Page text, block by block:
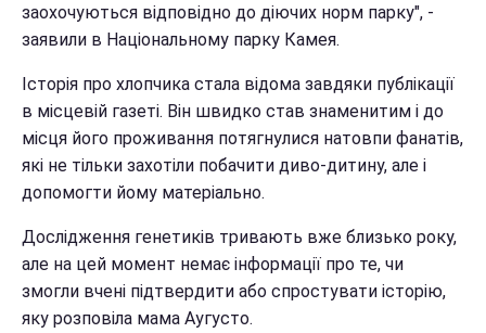
заохочуються відповідно до діючих норм парку", -
заявили в Національному парку Камея.
Історія про хлопчика стала відома завдяки публікації
в місцевій газеті. Він швидко став знаменитим і до
місця його проживання потягнулися натовпи фанатів,
які не тільки захотіли побачити диво-дитину, але і
допомогти йому матеріально.
Дослідження генетиків тривають вже близько року,
але на цей момент немає інформації про те, чи
змогли вчені підтвердити або спростувати історію,
яку розповіла мама Аугусто.